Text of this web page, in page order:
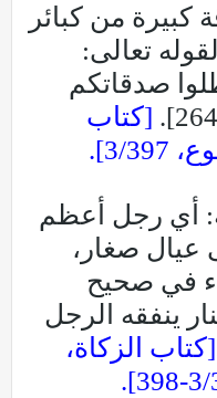
كبيرة من كبائر
تعالى:
صدقاتكم
[كتاب
أي رجل أعظم
عيال صغار،
في صحيح
دينار ينفقه الرجل
[كتاب الزكاة،